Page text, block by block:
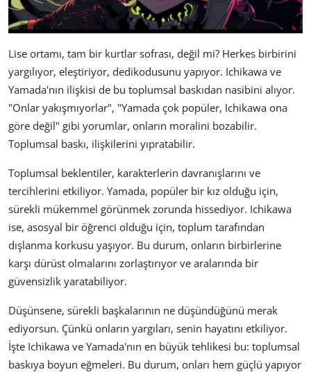
Lise ortamı, tam bir kurtlar sofrası, değil mi? Herkes birbirini
yargılıyor, eleştiriyor, dedikodusunu yapıyor. Ichikawa ve
Yamada'nın ilişkisi de bu toplumsal baskıdan nasibini alıyor.
"Onlar yakışmıyorlar", "Yamada çok popüler, Ichikawa ona
göre değil" gibi yorumlar, onların moralini bozabilir.
Toplumsal baskı, ilişkilerini yıpratabilir.
Toplumsal beklentiler, karakterlerin davranışlarını ve
tercihlerini etkiliyor. Yamada, popüler bir kız olduğu için,
sürekli mükemmel görünmek zorunda hissediyor. Ichikawa
ise, asosyal bir öğrenci olduğu için, toplum tarafından
dışlanma korkusu yaşıyor. Bu durum, onların birbirlerine
karşı dürüst olmalarını zorlaştırıyor ve aralarında bir
güvensizlik yaratabiliyor.
Düşünsene, sürekli başkalarının ne düşündüğünü merak
ediyorsun. Çünkü onların yargıları, senin hayatını etkiliyor.
İşte Ichikawa ve Yamada'nın en büyük tehlikesi bu: toplumsal
baskıya boyun eğmeleri. Bu durum, onları hem güçlü yapıyor